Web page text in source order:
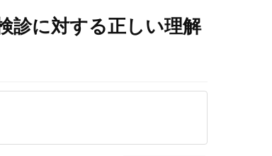
診に対する正しい理解